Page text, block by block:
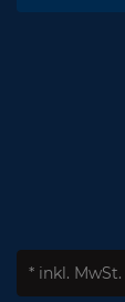
* inkl. MwSt.